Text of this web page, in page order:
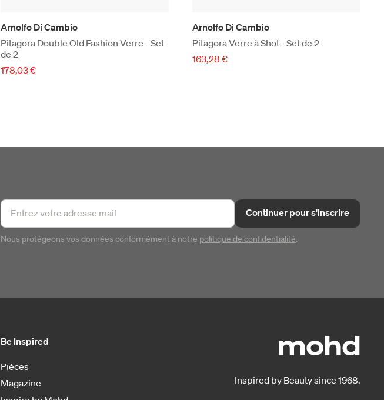
Arnolfo Di Cambio
Pitagora Double Old Fashion Verre - Set
de 2
178,03 €
Arnolfo Di Cambio
Pitagora Verre à Shot - Set de 2
163,28 €
Continuer pour s'inscrire
Nous protégeons vos données conformément à notre politique de confidentialité.
Inspired by Beauty since 1968.
Be Inspired
Pièces
Magazine